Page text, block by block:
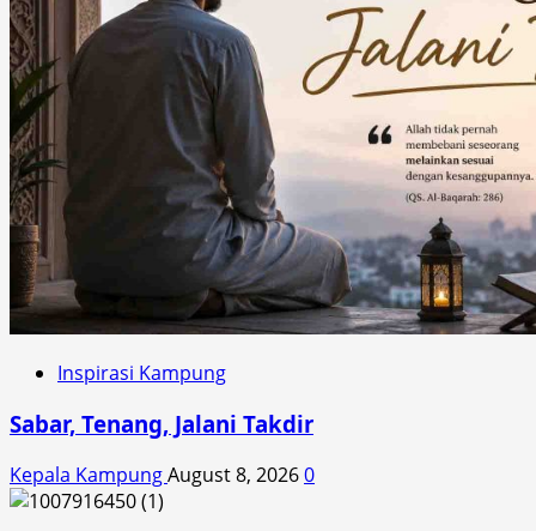
Inspirasi Kampung
Sabar, Tenang, Jalani Takdir
Kepala KampungAugust 8, 20260